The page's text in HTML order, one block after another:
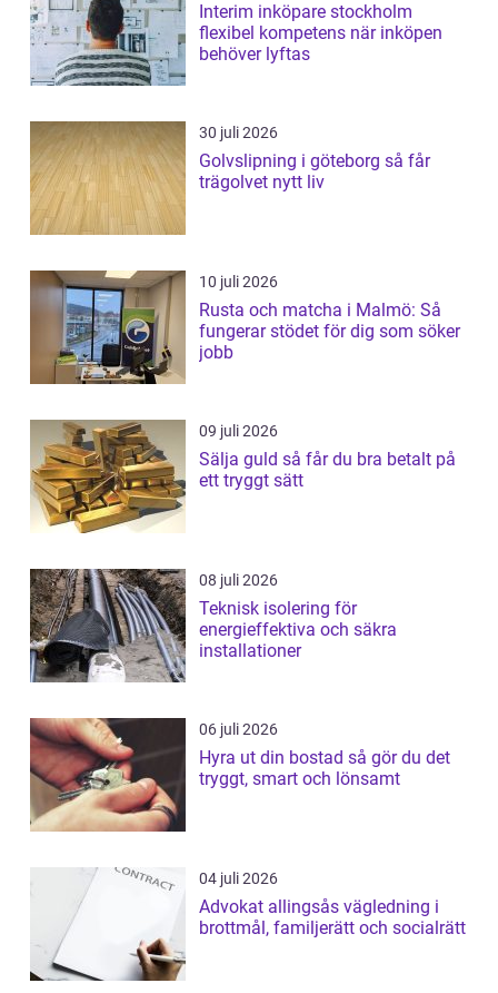
Interim inköpare stockholm
flexibel kompetens när inköpen
behöver lyftas
30 juli 2026
Golvslipning i göteborg så får
trägolvet nytt liv
10 juli 2026
Rusta och matcha i Malmö: Så
fungerar stödet för dig som söker
jobb
09 juli 2026
Sälja guld så får du bra betalt på
ett tryggt sätt
08 juli 2026
Teknisk isolering för
energieffektiva och säkra
installationer
06 juli 2026
Hyra ut din bostad så gör du det
tryggt, smart och lönsamt
04 juli 2026
Advokat allingsås vägledning i
brottmål, familjerätt och socialrätt